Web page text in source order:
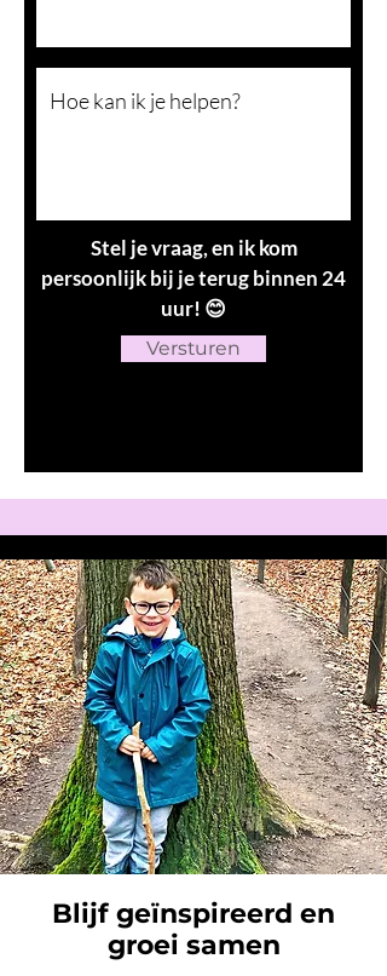
Stel je vraag, en ik kom
persoonlijk bij je terug binnen 24
uur! 😊
Versturen
Blijf geïnspireerd en
groei samen